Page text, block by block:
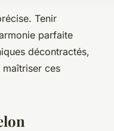
Tenir
parfaite
décontractés,
ces